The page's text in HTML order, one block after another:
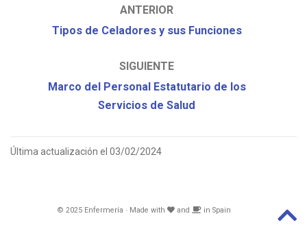
ANTERIOR
Tipos de Celadores y sus Funciones
SIGUIENTE
Marco del Personal Estatutario de los
Servicios de Salud
Última actualización el 03/02/2024
© 2025 Enfermería · Made with and in Spain